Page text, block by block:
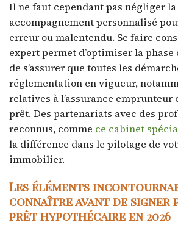
Il ne faut cependant pas négliger la
accompagnement personnalisé
erreur ou malentendu. Se faire
expert permet d’optimiser la
de s’assurer que toutes les
réglementation en vigueur,
relatives à l’assurance emprunteur
prêt. Des partenariats avec des
reconnus, comme ce cabinet
la différence dans le pilotage de
immobilier.
Les éléments
connaître avant de signer
prêt hypothécaire en 2026